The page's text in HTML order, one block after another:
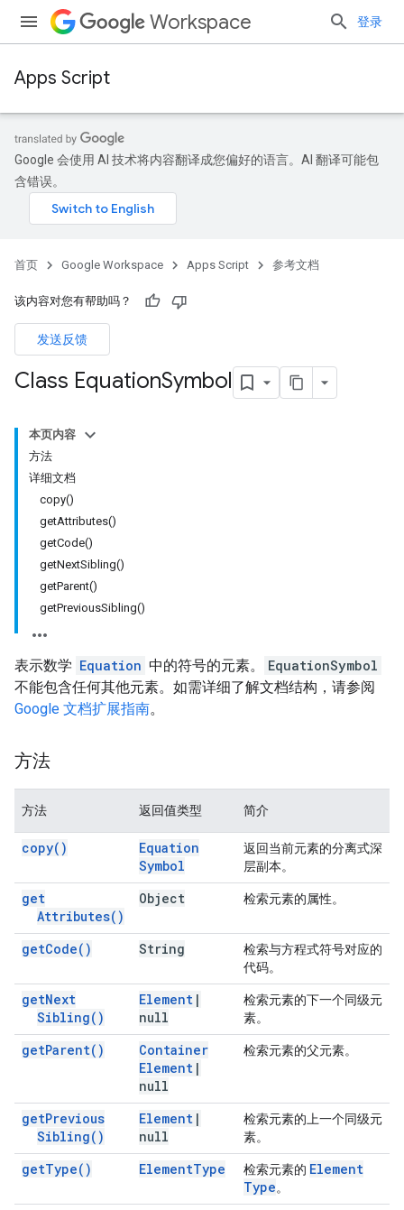
Workspace 登录
Apps Script
Google 会使用 AI 技术将内容翻译成您偏好的语言。AI 翻译可能包
含错误。
首页 Google Workspace Apps Script 参考文档
该内容对您有帮助吗？
发送反馈
Class EquationSymbol
本页内容
方法
详细文档
copy()
getAttributes()
getCode()
getNextSibling()
getParent()
getPreviousSibling()
表示数学 Equation 中的符号的元素。
EquationSymbol
不能包含任何其他元素。如需详细了解文档结构，请参阅
Google 文档扩展指南。
方法
方法 返回值类型 简介
copy( )
Equation
Symbol
返回当前元素的分离式深
层副本。
get
Attributes( )
Object 检索元素的属性。
getCode( ) String
检索与方程式符号对应的
代码。
getNext
Sibling( )
Element |
null
检索元素的下一个同级元
素。
getParent( )
Container
Element |
null
检索元素的父元素。
getPrevious
Sibling( )
Element |
null
检索元素的上一个同级元
素。
getType( ) ElementType 检索元素的 Element
Type。